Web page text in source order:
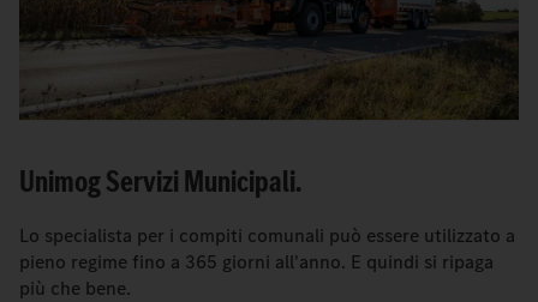
Unimog Servizi Municipali.
Lo specialista per i compiti comunali può essere utilizzato a
pieno regime fino a 365 giorni all'anno. E quindi si ripaga
più che bene.